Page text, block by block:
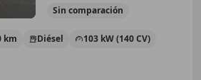
Sin comparación
km Diésel 103 kW (140 CV)